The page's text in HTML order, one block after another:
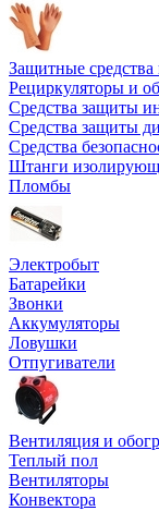
Защитные
Рециркуляторы и
Средства защиты
Средства защиты
Средства
Штанги
Пломбы
Электробыт
Батарейки
Звонки
Аккумуляторы
Ловушки
Отпугиватели
Вентиляция и
Теплый пол
Вентиляторы
Конвектора